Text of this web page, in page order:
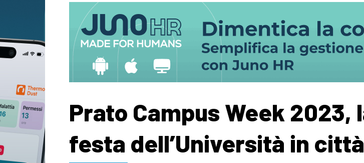
Prato Campus Week 2023,
festa dell’Università in città